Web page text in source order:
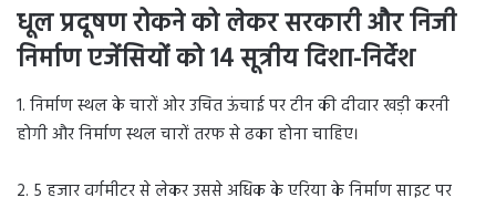
धूल प्रदूषण रोकने को लेकर सरकारी और निजी
निर्माण एजेंसियों को 14 सूत्रीय दिशा-निर्देश
1. निर्माण स्थल के चारों ओर उचित ऊंचाई पर टीन की दीवार खड़ी करनी
होगी और निर्माण स्थल चारों तरफ से ढका होना चाहिए।
2. 5 हजार वर्गमीटर से लेकर उससे अधिक के एरिया के निर्माण साइट पर